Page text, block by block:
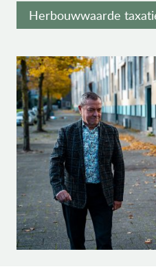
Herbouwwaarde